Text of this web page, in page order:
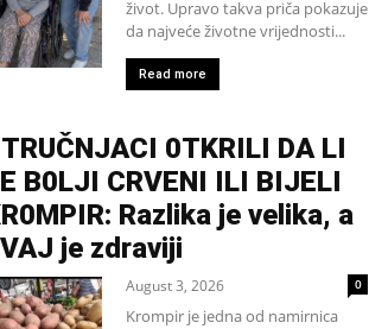
život. Upravo takva priča pokazuje
da najveće životne vrijednosti...
Read more
0TKRILI DA LI
B0LJI CRVENI ILI BIJELI
Razlika je velika, a
je zdraviji
August 3, 2026 0
Krompir je jedna od namirnica